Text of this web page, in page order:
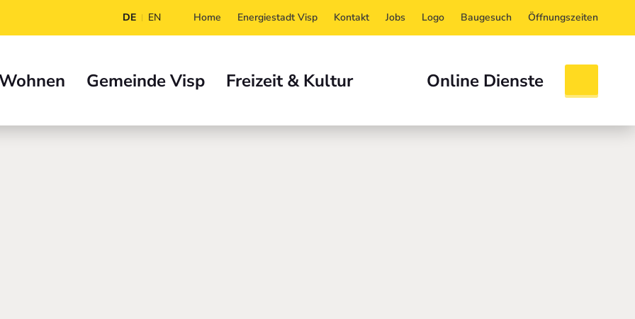
DE EN Home Energiestadt Visp Kontakt Jobs Logo Baugesuch Öffnungszeiten
Gemeinde Visp Freizeit & Kultur Online Dienste